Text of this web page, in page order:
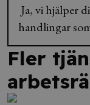
Ja, vi hjälper
handlingar
Fler